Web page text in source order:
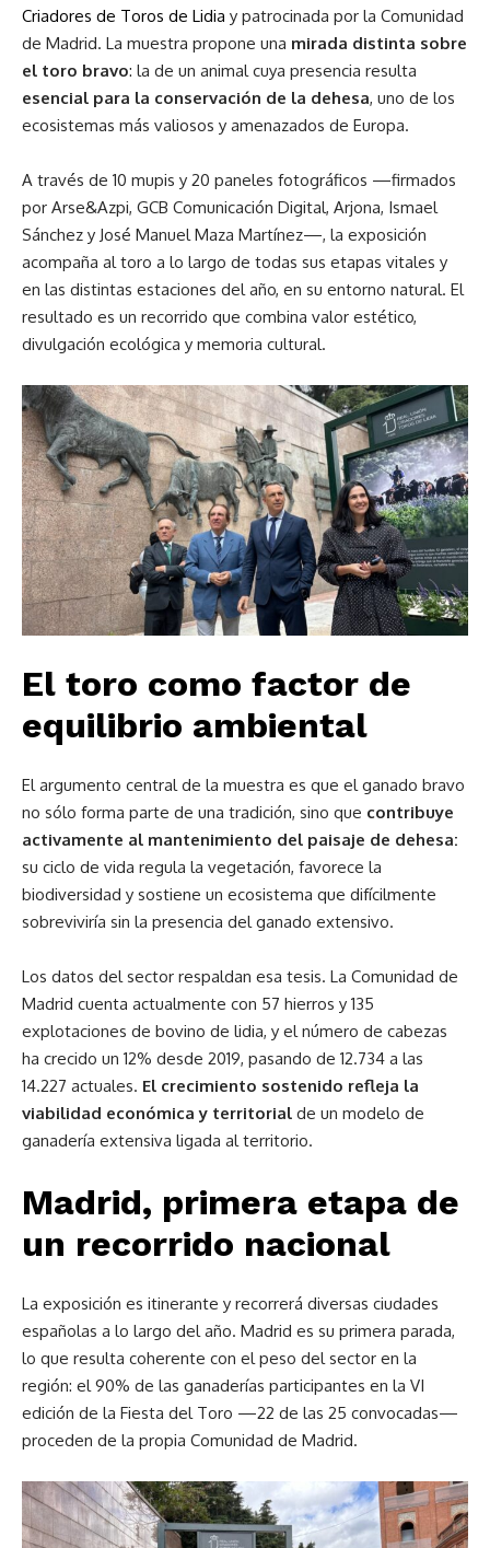
Criadores de Toros de Lidia y patrocinada por la Comunidad
de Madrid. La muestra propone una mirada distinta sobre
el toro bravo: la de un animal cuya presencia resulta
esencial para la conservación de la dehesa, uno de los
ecosistemas más valiosos y amenazados de Europa.
A través de 10 mupis y 20 paneles fotográficos —firmados
por Arse&Azpi, GCB Comunicación Digital, Arjona, Ismael
Sánchez y José Manuel Maza Martínez—, la exposición
acompaña al toro a lo largo de todas sus etapas vitales y
en las distintas estaciones del año, en su entorno natural. El
resultado es un recorrido que combina valor estético,
divulgación ecológica y memoria cultural.
El toro como factor de
equilibrio ambiental
El argumento central de la muestra es que el ganado bravo
no sólo forma parte de una tradición, sino que contribuye
activamente al mantenimiento del paisaje de dehesa:
su ciclo de vida regula la vegetación, favorece la
biodiversidad y sostiene un ecosistema que difícilmente
sobreviviría sin la presencia del ganado extensivo.
Los datos del sector respaldan esa tesis. La Comunidad de
Madrid cuenta actualmente con 57 hierros y 135
explotaciones de bovino de lidia, y el número de cabezas
ha crecido un 12% desde 2019, pasando de 12.734 a las
14.227 actuales. El crecimiento sostenido refleja la
viabilidad económica y territorial de un modelo de
ganadería extensiva ligada al territorio.
Madrid, primera etapa de
un recorrido nacional
La exposición es itinerante y recorrerá diversas ciudades
españolas a lo largo del año. Madrid es su primera parada,
lo que resulta coherente con el peso del sector en la
región: el 90% de las ganaderías participantes en la VI
edición de la Fiesta del Toro —22 de las 25 convocadas—
proceden de la propia Comunidad de Madrid.